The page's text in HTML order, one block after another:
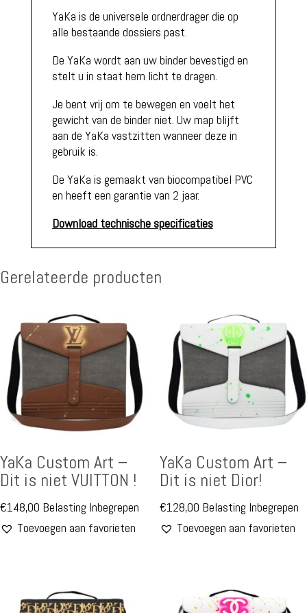
YaKa is de universele ordnerdrager die op
alle bestaande dossiers past.
De YaKa wordt aan uw binder bevestigd en
stelt u in staat hem licht te dragen.
Je bent vrij om te bewegen en voelt het
gewicht van de binder niet. Uw map blijft
aan de YaKa vastzitten wanneer deze in
gebruik is.
De YaKa is gemaakt van biocompatibel PVC
en heeft een garantie van 2 jaar.
Download technische specificaties
Gerelateerde producten
YaKa Custom Art –
Dit is niet VUITTON !
€148,00 Belasting Inbegrepen
Toevoegen aan favorieten
YaKa Custom Art –
Dit is niet Dior!
€128,00 Belasting Inbegrepen
Toevoegen aan favorieten